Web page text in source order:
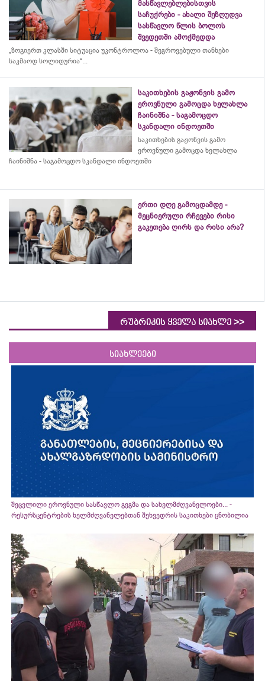
მასწავლებლებისთვის
საჩუქრები - ახალი შეზღუდვა
სასწავლო წლის ბოლოს
შვედეთში ამოქმედდა
„ზოგიერთ კლასში სიტუაცია უკონტროლოა - შეგროვებული თანხები
საკმაოდ სოლიდურია“...
საკითხების გაჟონვის გამო
ეროვნული გამოცდა ხელახლა
ჩაინიშნა - საგამოცდო
სკანდალი ინდოეთში
საკითხების გაჟონვის გამო
ეროვნული გამოცდა ხელახლა
ჩაინიშნა - საგამოცდო სკანდალი ინდოეთში
ერთი დღე გამოცდამდე -
მეცნიერული რჩევები რისი
გაკეთება ღირს და რისი არა?
რუბრიკის ყველა სიახლე >>
სიახლეები
შეცვლილი ეროვნული სასწავლო გეგმა და სახელმძღვანელოები... -
რესურსცენტრების ხელმძღვანელებთან შეხვედრის საკითხები ცნობილია